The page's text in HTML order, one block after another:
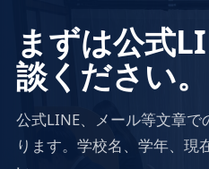
まずは公式
談ください。
公式LINE、メール等文章
ります。学校名、学年、現